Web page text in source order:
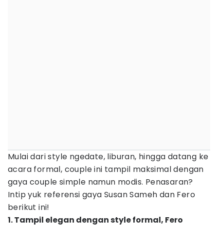
Mulai dari style ngedate, liburan, hingga datang ke
acara formal, couple ini tampil maksimal dengan
gaya couple simple namun modis. Penasaran?
Intip yuk referensi gaya Susan Sameh dan Fero
berikut ini!
1. Tampil elegan dengan style formal, Fero